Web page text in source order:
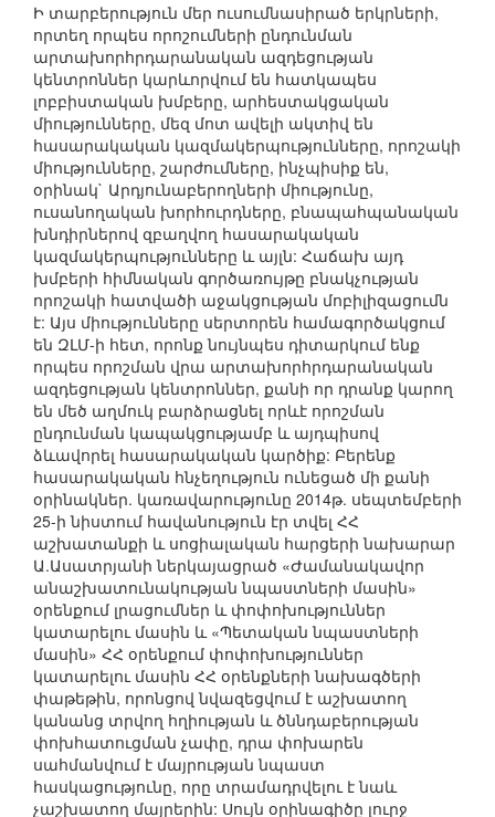
Ի տարբերություն մեր ուսումնասիրած երկրների,
որտեղ որպես որոշումների ընդունման
արտախորհրդարանական ազդեցության
կենտրոններ կարևորվում են հատկապես
լոբբիստական խմբերը, արհեստակցական
միությունները, մեզ մոտ ավելի ակտիվ են
հասարակական կազմակերպությունները, որոշակի
միությունները, շարժումները, ինչպիսիք են,
օրինակ` Արդյունաբերողների միությունը,
ուսանողական խորհուրդները, բնապահպանական
խնդիրներով զբաղվող հասարակական
կազմակերպությունները և այլն: Հաճախ այդ
խմբերի հիմնական գործառույթը բնակչության
որոշակի հատվածի աջակցության մոբիլիզացումն
է: Այս միությունները սերտորեն համագործակցում
են ԶԼՄ-ի հետ, որոնք նույնպես դիտարկում ենք
որպես որոշման վրա արտախորհրդարանական
ազդեցության կենտրոններ, քանի որ դրանք կարող
են մեծ աղմուկ բարձրացնել որևէ որոշման
ընդունման կապակցությամբ և այդպիսով
ձևավորել հասարակական կարծիք: Բերենք
հասարակական հնչեղություն ունեցած մի քանի
օրինակներ. կառավարությունը 2014թ. սեպտեմբերի
25-ի նիստում հավանություն էր տվել ՀՀ
աշխատանքի և սոցիալական հարցերի նախարար
Ա.Ասատրյանի ներկայացրած «Ժամանակավոր
անաշխատունակության նպաստների մասին»
օրենքում լրացումներ և փոփոխություններ
կատարելու մասին և «Պետական նպաստների
մասին» ՀՀ օրենքում փոփոխություններ
կատարելու մասին ՀՀ օրենքների նախագծերի
փաթեթին, որոնցով նվազեցվում է աշխատող
կանանց տրվող հղիության և ծննդաբերության
փոխհատուցման չափը, դրա փոխարեն
սահմանվում է մայրության նպաստ
հասկացությունը, որը տրամադրվելու է նաև
չաշխատող մայրերին: Սույն օրինագիծը լուրջ